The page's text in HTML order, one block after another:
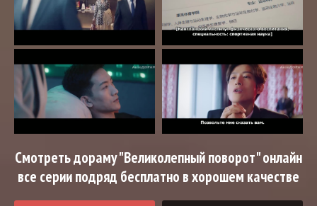
Смотреть дораму "Великолепный поворот" онлайн
все серии подряд бесплатно в хорошем качестве